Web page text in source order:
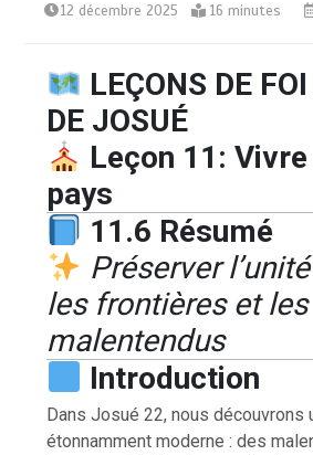
12 décembre 2025 16 minutes
LEÇONS DE
DE JOSUÉ
Leçon 11:
pays
11.6 Résumé
Préserver
les frontières et les
malentendus
Introduction
Dans Josué 22, nous découvrons
étonnamment moderne : des